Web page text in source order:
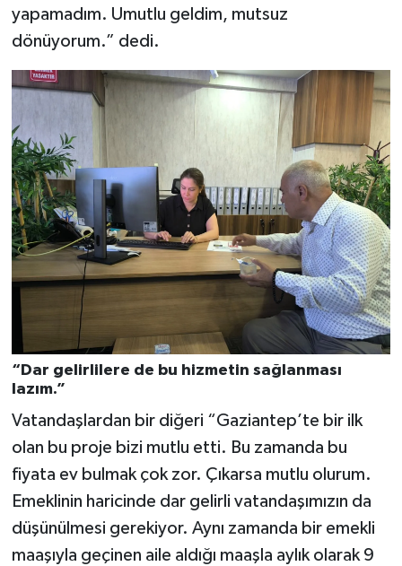
yapamadım. Umutlu geldim, mutsuz
dönüyorum.” dedi.
“Dar gelirlilere de bu hizmetin sağlanması
lazım.”
Vatandaşlardan bir diğeri “Gaziantep’te bir ilk
olan bu proje bizi mutlu etti. Bu zamanda bu
fiyata ev bulmak çok zor. Çıkarsa mutlu olurum.
Emeklinin haricinde dar gelirli vatandaşımızın da
düşünülmesi gerekiyor. Aynı zamanda bir emekli
maaşıyla geçinen aile aldığı maaşla aylık olarak 9